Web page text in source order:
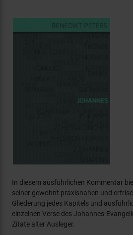
In diesem ausführlichen Kommentar
seiner gewohnt praxisnahen und
Gliederung jedes Kapitels und
einzelnen Verse des Johannes-
Zitate alter Ausleger.